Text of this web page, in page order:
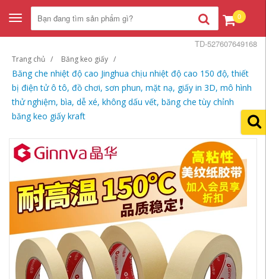
Toggle
navigation
0
Trang chủ Băng keo giấy
Băng che nhiệt độ cao Jinghua chịu nhiệt độ cao 150 độ, thiết
bị điện tử ô tô, đồ chơi, sơn phun, mặt nạ, giấy in 3D, mô hình
thử nghiệm, bìa, dễ xé, không dấu vết, băng che tùy chỉnh
băng keo giấy kraft
TD-527607649168